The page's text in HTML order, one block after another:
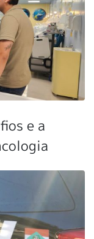
e a